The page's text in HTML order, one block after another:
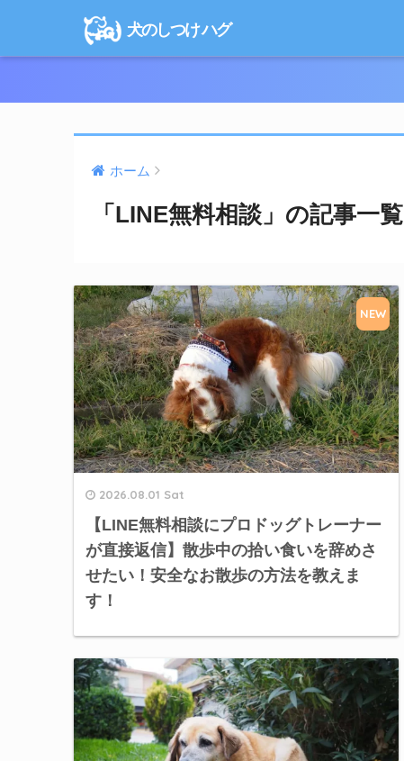
犬のしつけ ハグ
ホーム
「LINE無料相談」の記事一覧
2026.08.01 Sat
【LINE無料相談にプロドッグトレーナー
が直接返信】散歩中の拾い食いを辞めさ
せたい！安全なお散歩の方法を教えま
す！
NEW